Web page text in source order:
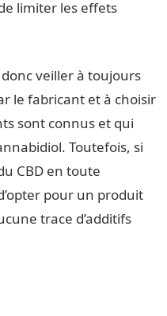
limiter les effets
veiller à toujours
le fabricant et à choisir
sont connus et qui
Toutefois, si
CBD en toute
pour un produit
trace d’additifs